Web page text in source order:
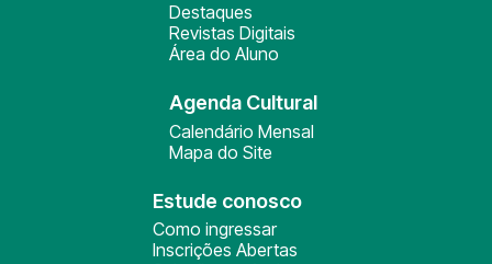
Destaques
Revistas Digitais
Área do Aluno
Agenda Cultural
Calendário Mensal
Mapa do Site
Estude conosco
Como ingressar
Inscrições Abertas